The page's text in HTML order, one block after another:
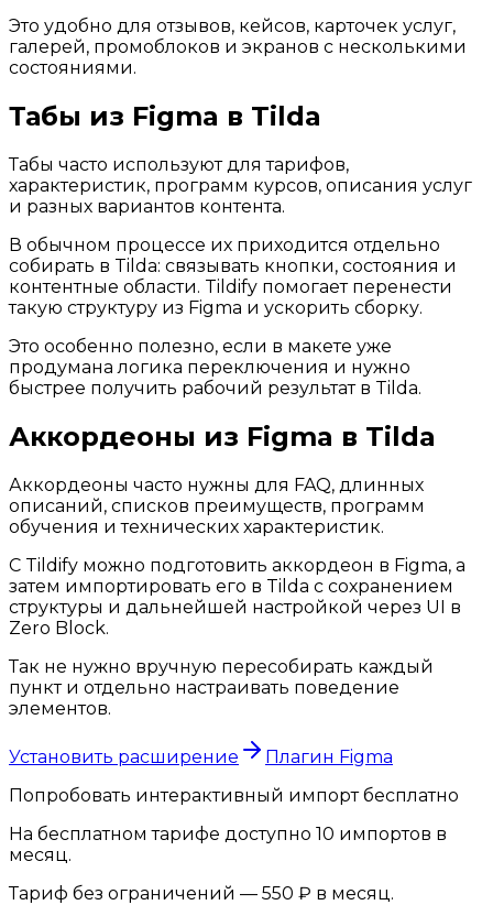
Это удобно для отзывов, кейсов, карточек услуг,
галерей, промоблоков и экранов с несколькими
состояниями.
Табы из Figma в Tilda
Табы часто используют для тарифов,
характеристик, программ курсов, описания услуг
и разных вариантов контента.
В обычном процессе их приходится отдельно
собирать в Tilda: связывать кнопки, состояния и
контентные области. Tildify помогает перенести
такую структуру из Figma и ускорить сборку.
Это особенно полезно, если в макете уже
продумана логика переключения и нужно
быстрее получить рабочий результат в Tilda.
Аккордеоны из Figma в Tilda
Аккордеоны часто нужны для FAQ, длинных
описаний, списков преимуществ, программ
обучения и технических характеристик.
С Tildify можно подготовить аккордеон в Figma, а
затем импортировать его в Tilda с сохранением
структуры и дальнейшей настройкой через UI в
Zero Block.
Так не нужно вручную пересобирать каждый
пункт и отдельно настраивать поведение
элементов.
Установить расширение
Плагин Figma
Попробовать интерактивный импорт бесплатно
На бесплатном тарифе доступно 10 импортов в
месяц.
Тариф без ограничений — 550 ₽ в месяц.